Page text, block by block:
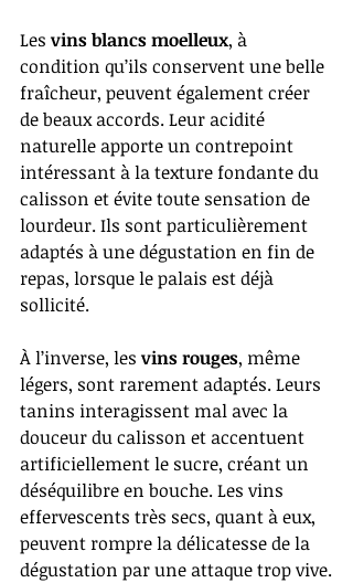
Les vins blancs moelleux, à
condition qu’ils conservent une belle
fraîcheur, peuvent également créer
de beaux accords. Leur acidité
naturelle apporte un contrepoint
intéressant à la texture fondante du
calisson et évite toute sensation de
lourdeur. Ils sont particulièrement
adaptés à une dégustation en fin de
repas, lorsque le palais est déjà
sollicité.
À l’inverse, les vins rouges, même
légers, sont rarement adaptés. Leurs
tanins interagissent mal avec la
douceur du calisson et accentuent
artificiellement le sucre, créant un
déséquilibre en bouche. Les vins
effervescents très secs, quant à eux,
peuvent rompre la délicatesse de la
dégustation par une attaque trop vive.